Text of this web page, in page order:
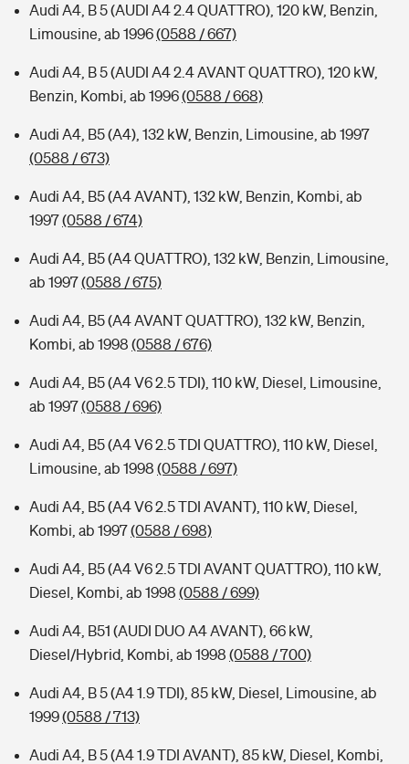
Audi A4, B 5 (AUDI A4 2.4 QUATTRO), 120 kW, Benzin,
Limousine, ab 1996(0588 / 667)
Audi A4, B 5 (AUDI A4 2.4 AVANT QUATTRO), 120 kW,
Benzin, Kombi, ab 1996(0588 / 668)
Audi A4, B5 (A4), 132 kW, Benzin, Limousine, ab 1997
(0588 / 673)
Audi A4, B5 (A4 AVANT), 132 kW, Benzin, Kombi, ab
1997(0588 / 674)
Audi A4, B5 (A4 QUATTRO), 132 kW, Benzin, Limousine,
ab 1997(0588 / 675)
Audi A4, B5 (A4 AVANT QUATTRO), 132 kW, Benzin,
Kombi, ab 1998 (0588 / 676)
Audi A4, B5 (A4 V6 2.5 TDI), 110 kW, Diesel, Limousine,
ab 1997(0588 / 696)
Audi A4, B5 (A4 V6 2.5 TDI QUATTRO), 110 kW, Diesel,
Limousine, ab 1998 (0588 / 697)
Audi A4, B5 (A4 V6 2.5 TDI AVANT), 110 kW, Diesel,
Kombi, ab 1997(0588 / 698)
Audi A4, B5 (A4 V6 2.5 TDI AVANT QUATTRO), 110 kW,
Diesel, Kombi, ab 1998 (0588 / 699)
Audi A4, B51 (AUDI DUO A4 AVANT), 66 kW,
Diesel/Hybrid, Kombi, ab 1998 (0588 / 700)
Audi A4, B 5 (A4 1.9 TDI), 85 kW, Diesel, Limousine, ab
1999(0588 / 713)
Audi A4, B 5 (A4 1.9 TDI AVANT), 85 kW, Diesel, Kombi,